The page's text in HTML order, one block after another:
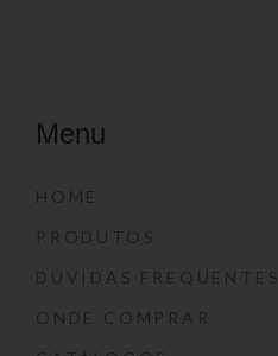
Menu
HOME
PRODUTOS
DÚVIDAS FREQUENTES
ONDE COMPRAR